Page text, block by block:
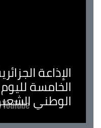
الإذاعة
الخامسة
الوطني